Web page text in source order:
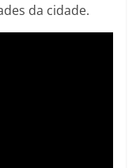
da cidade.